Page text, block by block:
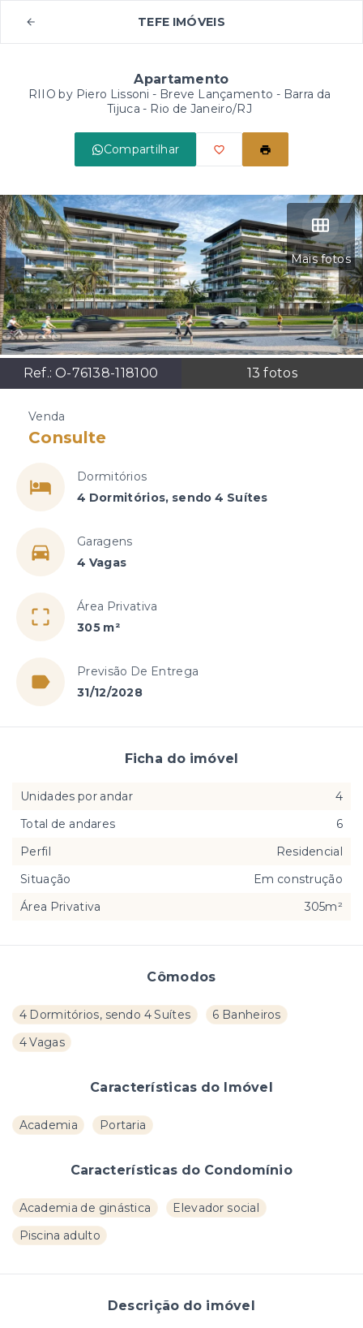
TEFE IMÓVEIS
Apartamento
RIIO by Piero Lissoni - Breve Lançamento - Barra da
Tijuca - Rio de Janeiro/RJ
Compartilhar
Mais fotos
Ref.: O-76138-118100 13 fotos
Venda
Consulte
Dormitórios
4 Dormitórios, sendo 4 Suítes
Garagens
4 Vagas
Área Privativa
305 m²
Previsão De Entrega
31/12/2028
Cômodos
4 Dormitórios, sendo 4 Suítes
6 Banheiros
4 Vagas
Características do Imóvel
Academia Portaria
Características do Condomínio
Academia de ginástica
Elevador social
Piscina adulto
Descrição do imóvel
Ficha do imóvel
Unidades por andar
4
Total de andares
6
Perfil
Residencial
Situação
Em construção
Área Privativa
305m²